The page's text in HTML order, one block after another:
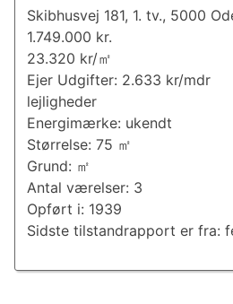
Skibhusvej 181, 1. tv., 5000
1.749.000 kr.
23.320 kr/㎡
Ejer Udgifter: 2.633 kr/mdr
lejligheder
Energimærke: ukendt
Størrelse: 75 ㎡
Grund: ㎡
Antal værelser: 3
Opført i: 1939
Sidste tilstandrapport er fra: